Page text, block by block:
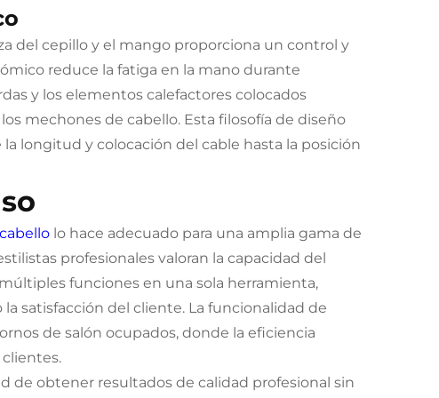
del cepillo y el mango proporciona un control y
reduce la fatiga en la mano durante
y los elementos calefactores colocados
mechones de cabello. Esta filosofía de diseño
longitud y colocación del cable hasta la posición
lo hace adecuado para una amplia gama de
profesionales valoran la capacidad del
funciones en una sola herramienta,
satisfacción del cliente. La funcionalidad de
de salón ocupados, donde la eficiencia
de obtener resultados de calidad profesional sin